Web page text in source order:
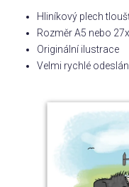
Povolání,
zájmy a
sport
Hliníkový plech
Rozměr A5 nebo
Originální ilustrace
Velmi rychlé